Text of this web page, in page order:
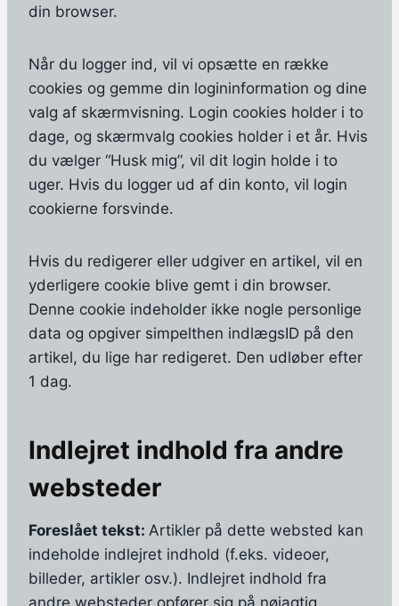
din browser.
Når du logger ind, vil vi opsætte en række
cookies og gemme din logininformation og dine
valg af skærmvisning. Login cookies holder i to
dage, og skærmvalg cookies holder i et år. Hvis
du vælger “Husk mig”, vil dit login holde i to
uger. Hvis du logger ud af din konto, vil login
cookierne forsvinde.
Hvis du redigerer eller udgiver en artikel, vil en
yderligere cookie blive gemt i din browser.
Denne cookie indeholder ikke nogle personlige
data og opgiver simpelthen indlægsID på den
artikel, du lige har redigeret. Den udløber efter
1 dag.
Indlejret indhold fra andre
websteder
Foreslået tekst: Artikler på dette websted kan
indeholde indlejret indhold (f.eks. videoer,
billeder, artikler osv.). Indlejret indhold fra
andre websteder opfører sig på nøjagtig